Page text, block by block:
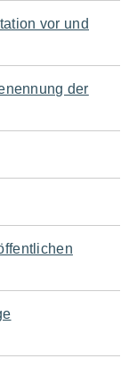
vor und
der